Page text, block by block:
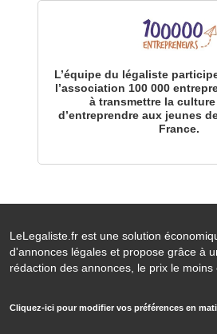
L’équipe du légaliste
l’association 100 000
à transmettre la culture
d’entreprendre aux jeunes
France.
LeLegaliste.fr est une solution
d'annonces légales et propose grâce à
rédaction des annonces, le prix le moins
Cliquez-ici pour modifier vos préférences en